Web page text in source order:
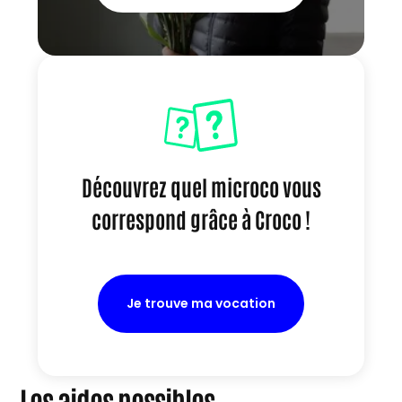
Découvrez quel microco vous
correspond grâce à Croco !
Je trouve ma vocation